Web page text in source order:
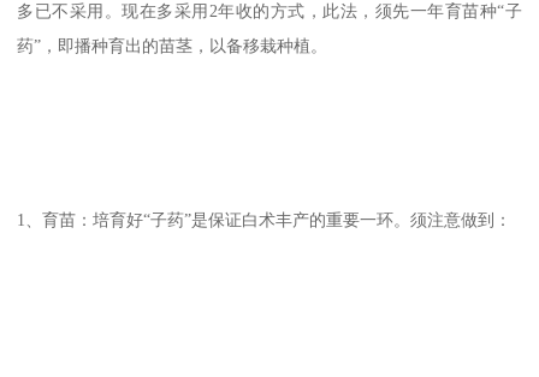
多已不采用。现在多采用2年收的方式，此法，须先一年育苗种“子
药”，即播种育出的苗茎，以备移栽种植。
1、育苗：培育好“子药”是保证白术丰产的重要一环。须注意做到：